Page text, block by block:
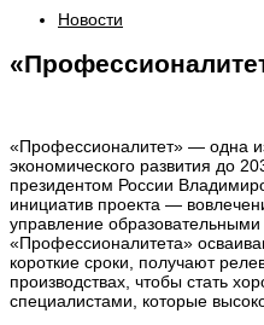
Новости
«Профессионалитет» — одна
экономического развития до
президентом России
инициатив проекта —
управление
«Профессионалитета»
короткие сроки, получают
производствах, чтобы стать
специалистами, которые